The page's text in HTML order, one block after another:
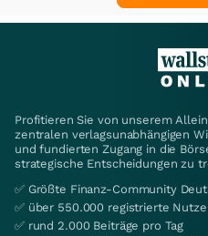
Profitieren Sie von unserem
zentralen verlagsunabhängigen
und fundierten Zugang in die
strategische Entscheidungen zu
✅ Größte Finanz-Community
✅ über 550.000 registrierte
✅ rund 2.000 Beiträge pro Tag